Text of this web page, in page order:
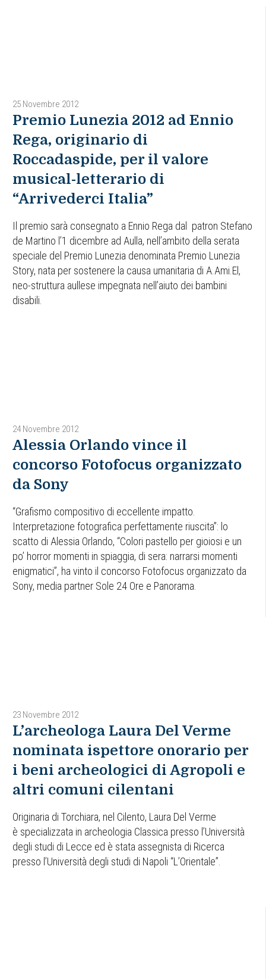
25 Novembre 2012
Premio Lunezia 2012 ad Ennio
Rega, originario di
Roccadaspide, per il valore
musical-letterario di
“Arrivederci Italia”
Il premio sarà consegnato a Ennio Rega dal patron Stefano
de Martino l’1 dicembre ad Aulla, nell’ambito della serata
speciale del Premio Lunezia denominata Premio Lunezia
Story, nata per sostenere la causa umanitaria di A.Ami.El,
neo-struttura aullese impegnata nell’aiuto dei bambini
disabili.
24 Novembre 2012
Alessia Orlando vince il
concorso Fotofocus organizzato
da Sony
“Grafismo compositivo di eccellente impatto.
Interpretazione fotografica perfettamente riuscita”: lo
scatto di Alessia Orlando, “Colori pastello per gioiosi e un
po’ horror momenti in spiaggia, di sera: narrarsi momenti
enigmatici”, ha vinto il concorso Fotofocus organizzato da
Sony, media partner Sole 24 Ore e Panorama.
23 Novembre 2012
L’archeologa Laura Del Verme
nominata ispettore onorario per
i beni archeologici di Agropoli e
altri comuni cilentani
Originaria di Torchiara, nel Cilento, Laura Del Verme
è specializzata in archeologia Classica presso l’Università
degli studi di Lecce ed è stata assegnista di Ricerca
presso l’Università degli studi di Napoli “L’Orientale”.